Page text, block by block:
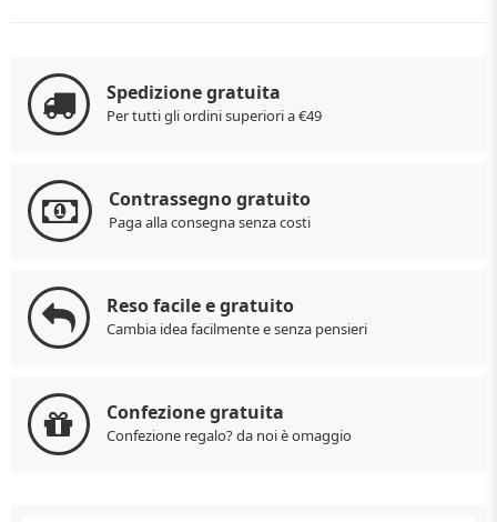
Spedizione gratuita
Per tutti gli ordini superiori a €49
Contrassegno gratuito
Paga alla consegna senza costi
Reso facile e gratuito
Cambia idea facilmente e senza pensieri
Confezione gratuita
Confezione regalo? da noi è omaggio